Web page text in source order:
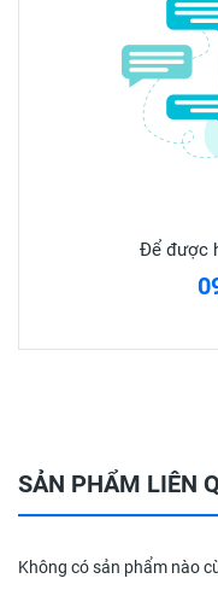
Trẻ em: 57 que / túi
Người lớn: 42 que / túi
Để được
SẢN PHẨM LIÊN
Không có sản phẩm nào